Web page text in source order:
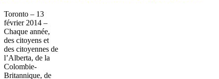
Toronto – 13
février2014 –
Chaque année,
des citoyens et
des citoyennes de
l’Alberta, de la
Colombie-
Britannique, de